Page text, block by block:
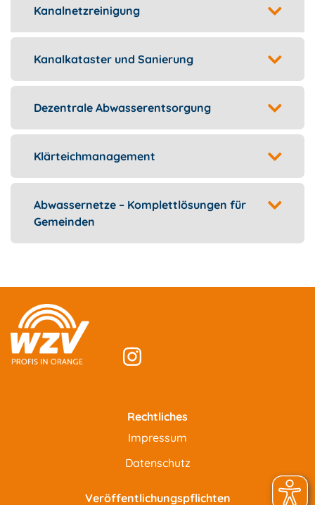
Kanalnetzreinigung
Kanalkataster und Sanierung
Dezentrale Abwasserentsorgung
Klärteichmanagement
Abwassernetze – Komplettlösungen für
Gemeinden
Rechtliches
Impressum
Datenschutz
Veröffentlichungspflichten